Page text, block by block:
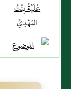
عُلَيَّةُ بِنْتُ
المَهْدِيِّ